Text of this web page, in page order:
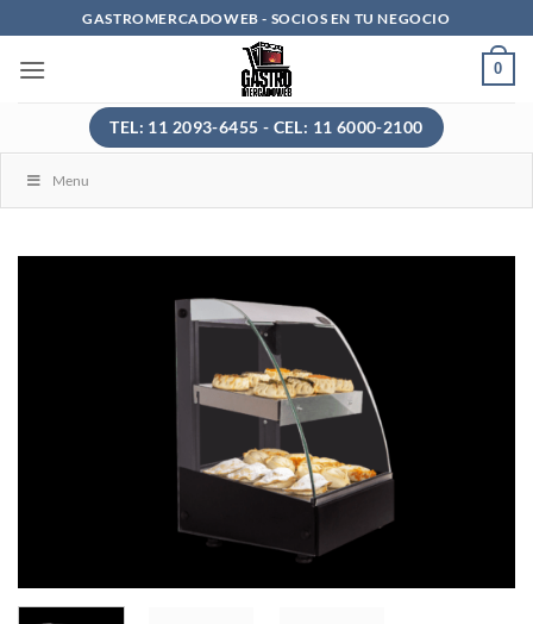
al
contenido
GASTROMERCADOWEB - SOCIOS EN TU NEGOCIO
0
TEL: 11 2093-6455 - CEL: 11 6000-2100
Menu